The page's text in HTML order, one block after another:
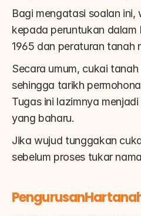
Bagi mengatasi soalan ini,
kepada peruntukan dalam
1965 dan peraturan tanah
Secara umum, cukai
sehingga tarikh
Tugas ini lazimnya
yang baharu.
Jika wujud tunggakan
sebelum proses tukar